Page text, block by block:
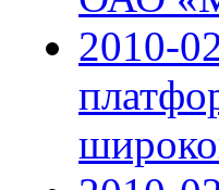
2010-